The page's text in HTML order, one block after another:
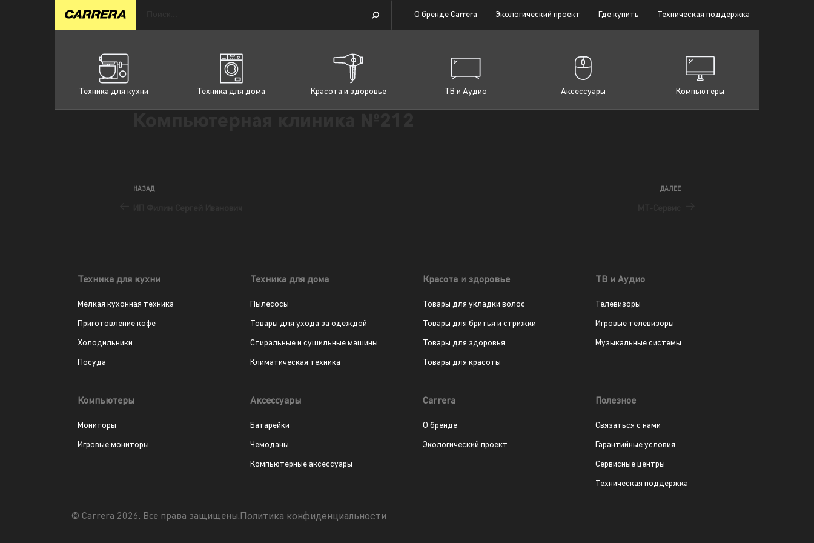
О бренде Carrera Экологический проект Где купить Техническая поддержка
Техника для кухни Техника для дома Красота и здоровье ТВ и Аудио Аксессуары Компьютеры
НАЗАД ДАЛЕЕ
Техника для кухни
Мелкая кухонная техника
Приготовление кофе
Холодильники
Посуда
Техника для дома
Пылесосы
Товары для ухода за одеждой
Стиральные и сушильные машины
Климатическая техника
Красота и здоровье
Товары для укладки волос
Товары для бритья и стрижки
Товары для здоровья
Товары для красоты
ТВ и Аудио
Телевизоры
Игровые телевизоры
Музыкальные системы
Компьютеры
Мониторы
Игровые мониторы
Аксессуары
Батарейки
Чемоданы
Компьютерные аксессуары
Carrera
О бренде
Экологический проект
Полезное
Связаться с нами
Гарантийные условия
Сервисные центры
Техническая поддержка
© Carrera 2026. Все права защищены.Политика конфиденциальности